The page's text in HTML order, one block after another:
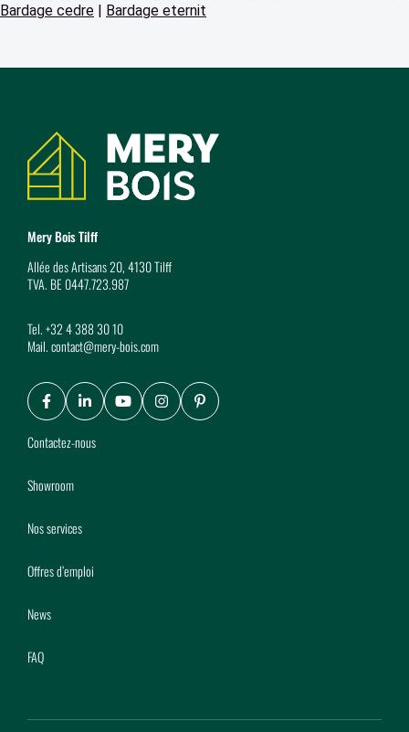
Bardage cedre | Bardage eternit
Coordonnées
Mery Bois Tilff
Allée des Artisans 20, 4130 Tilff
TVA. BE 0447.723.987
Tel.+32 4 388 30 10
Mail.contact@mery-bois.com
Facebook
LinkedIn
YoutubeInstagram
Pinterest
Contactez-nous
Showroom
Nos services
Offres d’emploi
News
FAQ